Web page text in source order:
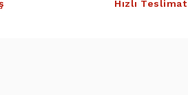
Hızlı Teslimat